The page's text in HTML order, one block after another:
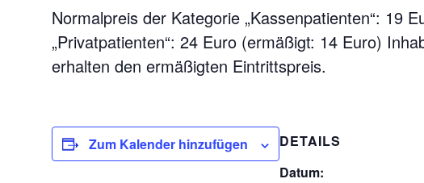
Normalpreis der Kategorie „Kassenpatienten“: 19
„Privatpatienten“: 24 Euro (ermäßigt: 14 Euro)
erhalten den ermäßigten Eintrittspreis.
Zum Kalender hinzufügen
DETAILS
Datum: